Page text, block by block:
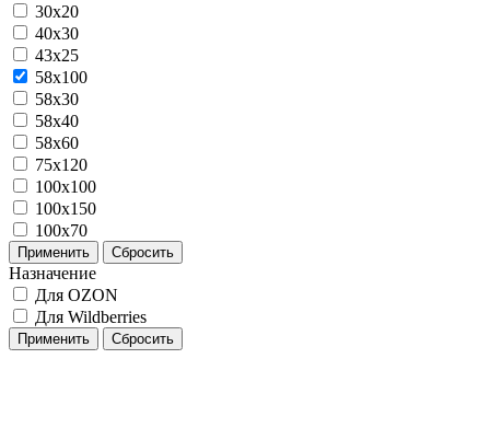
30х20
40x30
43х25
58x100
58х30
58х40
58х60
75х120
100х100
100х150
100х70
Применить Сбросить
Назначение
Для OZON
Для Wildberries
Применить Сбросить